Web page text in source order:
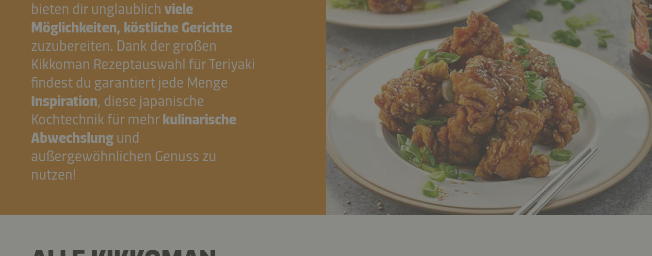
bieten dir unglaublich viele
Möglichkeiten, köstliche Gerichte
zuzubereiten. Dank der großen
Kikkoman Rezeptauswahl für Teriyaki
findest du garantiert jede Menge
Inspiration, diese japanische
Kochtechnik für mehrkulinarische
Abwechslung und
außergewöhnlichen Genuss zu
nutzen!